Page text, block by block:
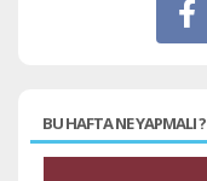
BU HAFTA NE YAPMALI ?